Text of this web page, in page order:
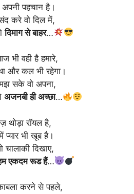
अपनी पहचान है।
करे वो दिल में,
दिमाग से बाहर…
भी वही है हमारे,
और कल भी रहेगा।
सके वो अपना,
अजनबी ही अच्छा…
थोड़ा रॉयल है,
प्यार भी खूब है।
चालाकी दिखाए,
एकदम रूड हैं…
करने से पहले,